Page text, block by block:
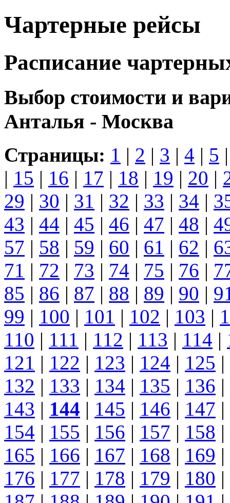
Чартерные рейсы
Расписание
Выбор стоимости и
Анталья - Москва
Страницы: 1 | 2 | 3 | 4 | 5
| 15 | 16 | 17 | 18 | 19 | 20 |
29 | 30 | 31 | 32 | 33 | 34 |
43 | 44 | 45 | 46 | 47 | 48 |
57 | 58 | 59 | 60 | 61 | 62 |
71 | 72 | 73 | 74 | 75 | 76 |
85 | 86 | 87 | 88 | 89 | 90 |
99 | 100 | 101 | 102 | 103 |
110 | 111 | 112 | 113 | 114 |
121 | 122 | 123 | 124 | 125 |
132 | 133 | 134 | 135 | 136 |
143 | 144 | 145 | 146 | 147 |
154 | 155 | 156 | 157 | 158 |
165 | 166 | 167 | 168 | 169 |
176 | 177 | 178 | 179 | 180 |